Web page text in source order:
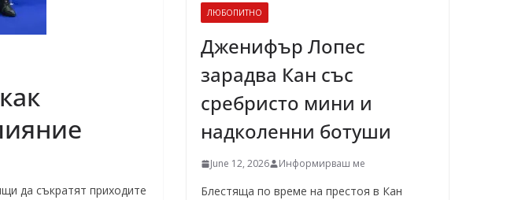
да съкратят приходите
ЛЮБОПИТНО
Дженифър Лопес
зарадва Кан със
сребристо мини и
надколенни ботуши
June 12, 2026 Информирваш ме
Блестяща по време на престоя в Кан